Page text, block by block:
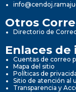
Otros
Directorio de
Enlaces de
Cuentas de correo
Mapa del sitio
Políticas de
Sitio de atención al
Transparencia y